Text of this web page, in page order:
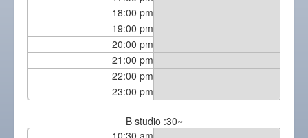
18:00 pm
19:00 pm
20:00 pm
21:00 pm
22:00 pm
23:00 pm
B studio :30~
10:30 am